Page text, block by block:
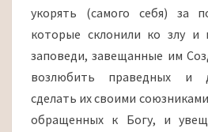
укорять (самого себя) за
которые склонили ко злу и
заповеди, завещанные им
возлюбить праведных и
сделать их своими
обращенных к Богу, и